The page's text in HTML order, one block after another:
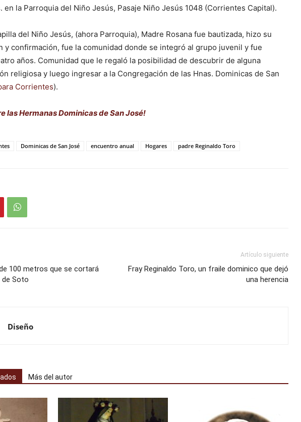
en la Parroquia del Niño Jesús, Pasaje Niño Jesús 1048 (Corrientes Capital).
del Niño Jesús, (ahora Parroquia), Madre Rosana fue bautizada, hizo su
y confirmación, fue la comunidad donde se integró al grupo juvenil y fue
años. Comunidad que le regaló la posibilidad de descubrir de alguna
religiosa y luego ingresar a la Congregación de las Hnas. Dominicas de San
Corrientes).
las Hermanas Dominicas de San José!
Dominicas de San José encuentro anual Hogares padre Reginaldo Toro
100 metros que se cortará
de Soto
Artículo siguiente
Fray Reginaldo Toro, un fraile dominico que dejó
una herencia
Diseño
Más del autor